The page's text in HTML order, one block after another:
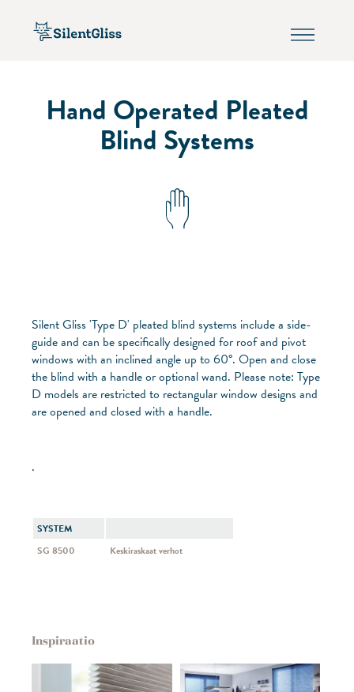
Hand Operated Pleated
Blind Systems
Silent Gliss 'Type D' pleated blind systems include a side-
guide and can be specifically designed for roof and pivot
windows with an inclined angle up to 60°. Open and close
the blind with a handle or optional wand. Please note: Type
D models are restricted to rectangular window designs and
are opened and closed with a handle.
.
SYSTEM
SG 8500
Keskiraskaat verhot
Inspiraatio